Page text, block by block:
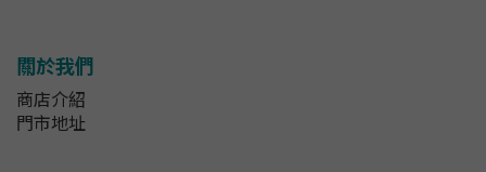
關於我們
商店介紹
門市地址